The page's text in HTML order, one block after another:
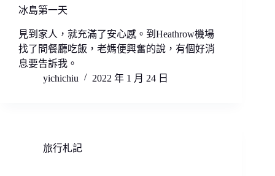
冰島第一天
見到家人，就充滿了安心感。到Heathrow機場
找了間餐廳吃飯，老媽便興奮的說，有個好消
息要告訴我。
yichichiu
2022 年 1 月 24 日
旅行札記